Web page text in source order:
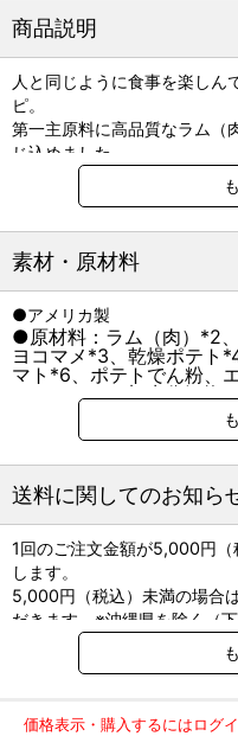
商品説明
人と同じように食事を楽しん
ピ。
第一主原料に高品質なラム（
じ込めました。
穀類を使用せず、肉のおいし
食事です。
最適な栄養バランスの配慮だ
さを引き出し、贅沢に感じら
とつひとつ考案。高品質な肉
実を中心とする、13種類の厳
ド。
総合栄養食
本品は、ペットフード公正取
犬に適したバランスの良い総
れています。
AAFCO栄養基準
本品は、AAFCO（欧米飼料
犬の健康維持に適したバラン
されています。
素材・原材料
●アメリカ製
●原材料：ラム（肉）*2
ヨコマメ*3、乾燥ポテト
マト*6、ポテトでん粉、
*7、タンパク加水分解物
ひまわり油*1*9、バジル
ガノ*10、ビタミン類（A
酸）、ミネラル類（カリ
リウム、マンガン、ヨウ
（メチオニン）、酸化防
ローズマリー抽出物、ク
ルで保存 *2 ビタミンB1
タミンE含、*4 ビタミン
含、*7 鉄分含、*8 α-リ
ル酸含、*10 抗酸化成分含
粗タンパク質29％以上
粗繊維
4％以下
リン
1.0％以上マ
送料に関してのお知ら
1回のご注文金額が5,000円
します。
5,000円（税込）未満の場合
だきます。※沖縄県を除く（下
※2017年11月14日（火）より
回のご注文金額（税込）が
ご了承のほどよろしくお願い
弊社都合でお届けが２回以上
価格表示・購入するにはログ